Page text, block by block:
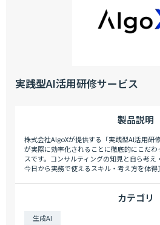
実践型AI活用研修サービス
製品説明
株式会社AlgoXが提供する「実践型AI活用研
が実際に効率化されることに徹底的にこだ
スです。コンサルティングの知見と自ら考え
今日から実務で使えるスキル・考え方を体得
カテゴリ
生成AI